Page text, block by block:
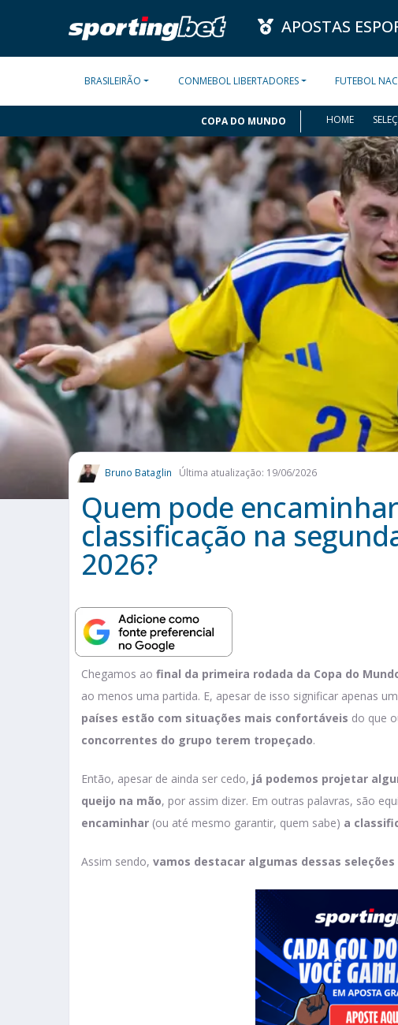
APOSTAS
BRASILEIRÃO CONMEBOL LIBERTADORES FUTEBOL
COPA DO MUNDO HOME
Bruno Bataglin Última atualização: 19/06/2026
Quem pode
classificação na
2026?
Chegamos ao final da primeira rodada da Copa do
ao menos uma partida. E, apesar de isso significar apenas
países estão com situações mais confortáveis do que
concorrentes do grupo terem tropeçado.
Então, apesar de ainda ser cedo, já podemos projetar
queijo na mão, por assim dizer. Em outras palavras, são
encaminhar (ou até mesmo garantir, quem sabe) a
Assim sendo, vamos destacar algumas dessas seleções